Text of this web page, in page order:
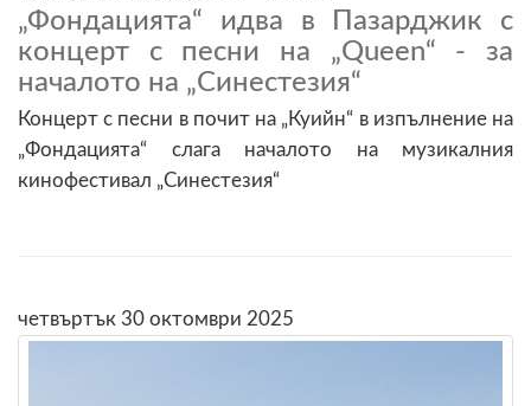
„Фондацията“ идва в Пазарджик с
концерт с песни на „Queen“ - за
началото на „Синестезия“
Концерт с песни в почит на „Куийн“ в изпълнение на
„Фондацията“ слага началото на музикалния
кинофестивал „Синестезия“
четвъртък 30 октомври 2025